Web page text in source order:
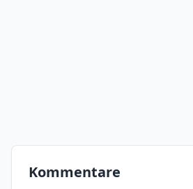
Kommentare